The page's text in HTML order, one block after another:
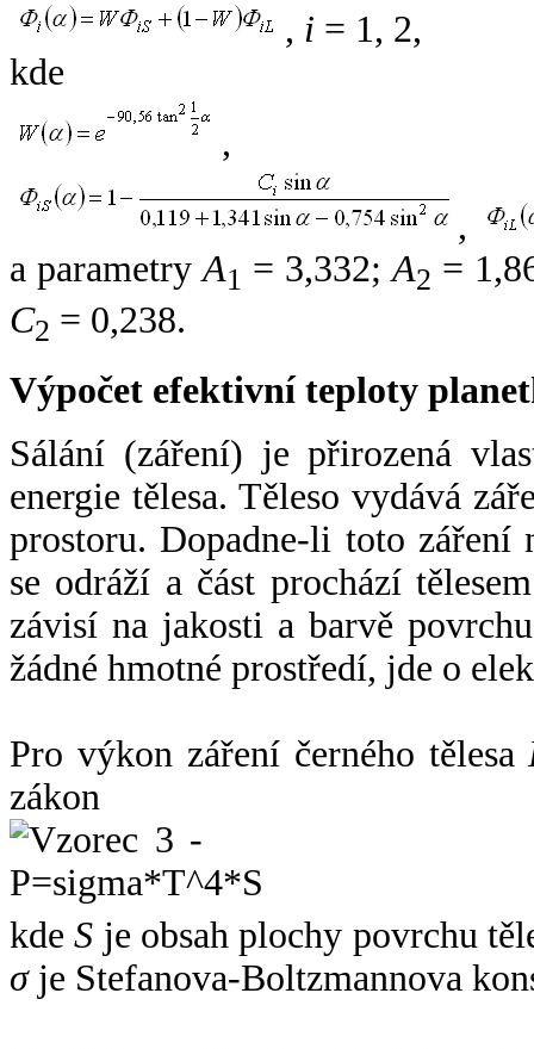
, i = 1, 2,
kde
,
,
a parametryA1 = 3,332;A2 =
C2 = 0,238.
Výpočet efektivní teploty
Sálání (záření) je přirozená
energie tělesa. Těleso vydává
prostoru. Dopadne-li toto záření
se odráží a část prochází
závisí na jakosti a barvě
žádné hmotné prostředí, jde o
Pro výkon záření černého tělesa
zákon
kdeS je obsah plochy povrchu
σje Stefanova-Boltzmannova